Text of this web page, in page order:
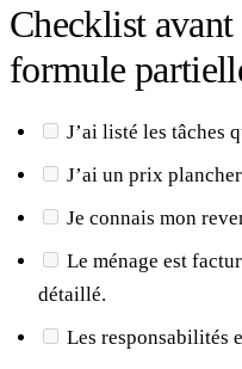
Checklist
formule
J’ai listé les tâches
J’ai un prix
Je connais mon
Le ménage est
détaillé.
Les responsabilités